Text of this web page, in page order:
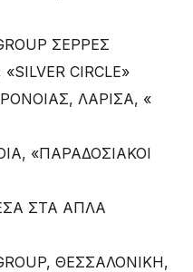
ΣΕΡΡΕΣ
CIRCLE»
ΛΑΡΙΣΑ, «
«ΠΑΡΑΔΟΣΙΑΚΟΙ
ΣΤΑ ΑΠΛΑ
ΘΕΣΣΑΛΟΝΙΚΗ,